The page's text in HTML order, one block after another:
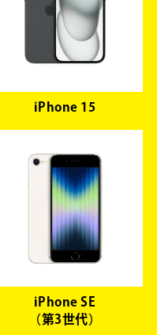
iPhone 15
iPhone SE
（第3世代）